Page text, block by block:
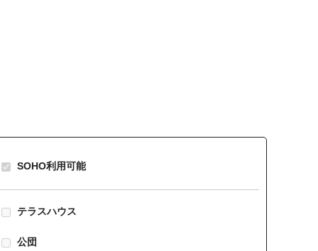
SOHO利用可能
テラスハウス
公団